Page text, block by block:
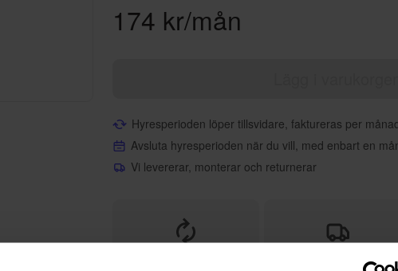
174 kr/mån
Hyresperioden löper tillsvidare, faktureras per
Avsluta hyresperioden när du vill, med enbart en
Vi levererar, monterar och returnerar